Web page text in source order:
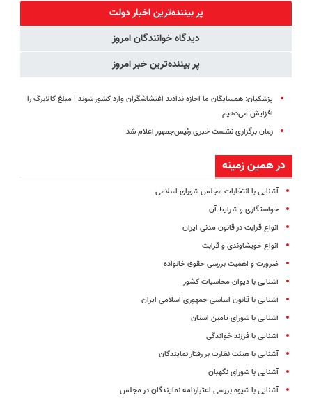
رایگان+پرداخت
اقساطی😍
(◂پرسش‌نامه)
مجانیه
پر بیننده‌ترین اخبار دولت
دیدگاه خوانندگان امروز
پر بیننده‌ترین خبر امروز
پزشکیان: همسایگان ما اجازه ندادند اغتشاشگران وارد کشور شوند | مبلغ کالابرگ را
افزایش می‌دهیم
زمان برگزاری نشست خبری رئیس‌جمهور اعلام شد
در همین زمینه
آشنایی با انتخابات مجلس شورای اسلامی
خواستگاری و شرایط آن
انواع قرابت در قانون مدنی ایران
انواع خویشاوندی و قرابت
ضرورت و اهمیت بررسی حقوق خانواده
آشنایی با دیوان محاسبات کشور
آشنایی با قانون اساسی جمهوری اسلامی ایران
آشنایی با شورای تامین استان
آشنایی با فرزند خواندگی
آشنایی با هیئت نظارت بر رفتار نمایندگان
آشنایی با شورای نگهبان
آشنایی با شیوه بررسی اعتبارنامه نمایندگان در مجلس